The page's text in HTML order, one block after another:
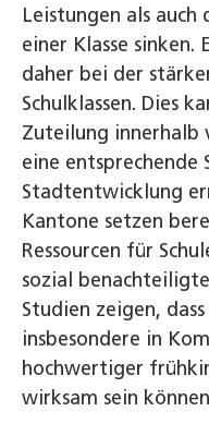
Leistungen als
einer Klasse sinken.
daher bei der
Schulklassen. Dies
Zuteilung innerhalb
eine entsprechende
Stadtentwicklung
Kantone setzen
Ressourcen für
sozial
Studien zeigen,
insbesondere in
hochwertiger
wirksam sein